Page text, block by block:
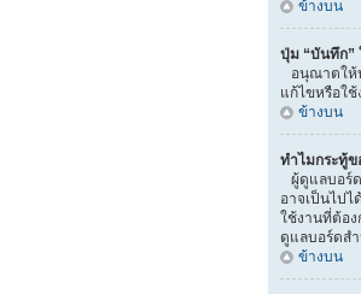
ข้างบน
ปุ่ม “บันทึก”
อนุณาตให้
แก้ไขหรือใ
ข้างบน
ทำไมกระทู้
ผู้ดูแลบอร์
อาจเป็นไป
ใช้งานที่ต้อ
ดูแลบอร์ดสำ
ข้างบน